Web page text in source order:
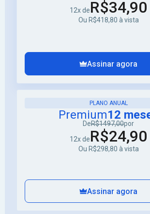
12x deR$34,90
Ou R$418,80 à vista
Assinar agora
PLANO ANUAL
Premium12
DeR$1497,00por
12x deR$24,90
Ou R$298,80 à vista
Assinar agora